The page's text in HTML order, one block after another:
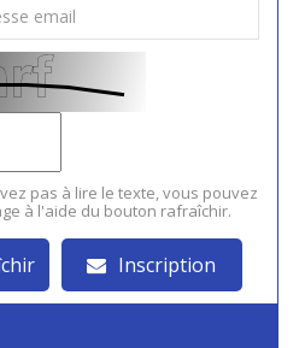
pas à lire le texte, vous pouvez
à l'aide du bouton rafraîchir.
Inscription